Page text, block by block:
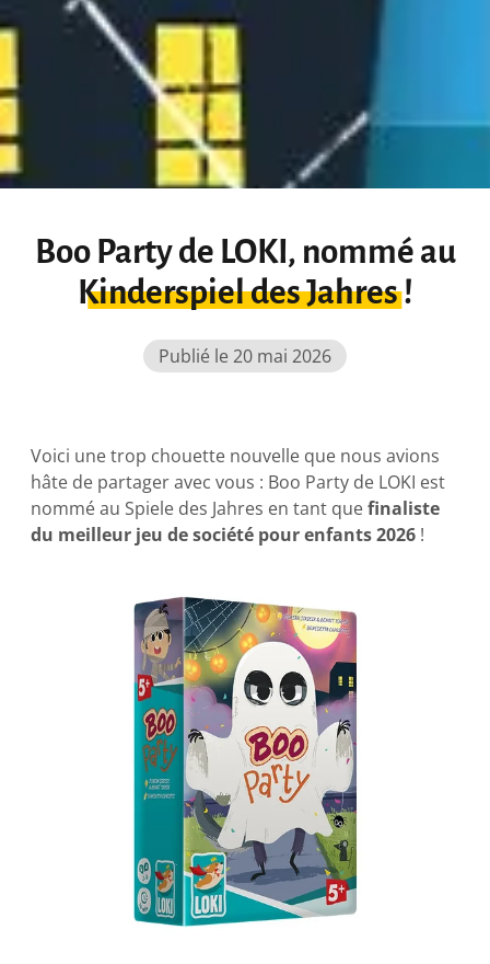
Boo Party de LOKI, nommé au
Kinderspiel des Jahres !
Publié le 20 mai 2026
Voici une trop chouette nouvelle que nous avions
hâte de partager avec vous : Boo Party de LOKI est
nommé au Spiele des Jahres en tant quefinaliste
du meilleur jeu de société pour enfants 2026 !